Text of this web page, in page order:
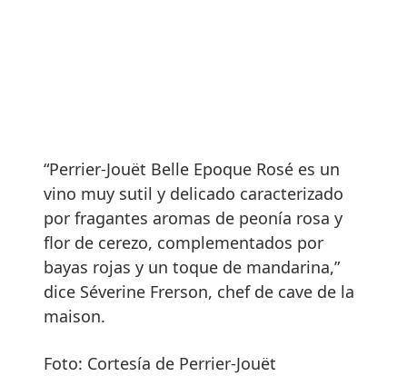
“Perrier-Jouët Belle Epoque Rosé es un
vino muy sutil y delicado caracterizado
por fragantes aromas de peonía rosa y
flor de cerezo, complementados por
bayas rojas y un toque de mandarina,”
dice Séverine Frerson, chef de cave de la
maison.
Foto: Cortesía de Perrier-Jouët